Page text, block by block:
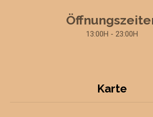
13:00H - 23:00H
Karte